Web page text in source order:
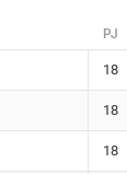
PJ
18
18
18